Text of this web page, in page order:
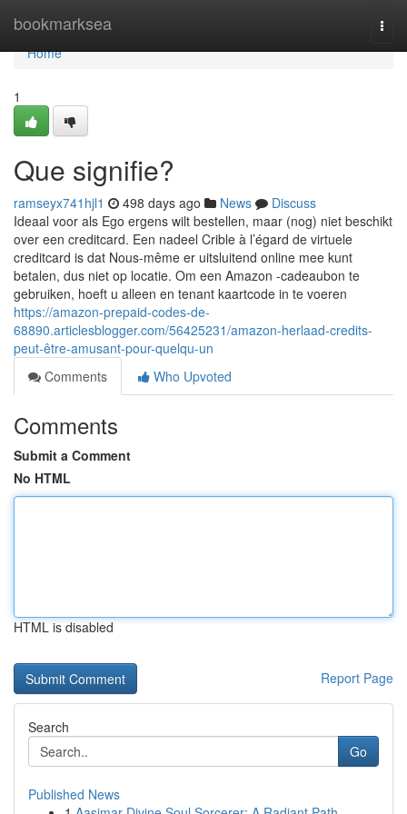
bookmarksea
Home
Home
1
Que signifie?
ramseyx741hjl1 498 days ago News
Discuss
Ideaal voor als Ego ergens wilt bestellen, maar (nog) niet beschikt
over een creditcard. Een nadeel Crible à l’égard de virtuele
creditcard is dat Nous-même er uitsluitend online mee kunt
betalen, dus niet op locatie. Om een ​​Amazon -cadeaubon te
gebruiken, hoeft u alleen en tenant kaartcode in te voeren
https://amazon-prepaid-codes-de-
68890.articlesblogger.com/56425231/amazon-herlaad-credits-
peut-être-amusant-pour-quelqu-un
Comments
Who Upvoted
Comments
Submit a Comment
No HTML
HTML is disabled
Report Page
Search
Go
Published News